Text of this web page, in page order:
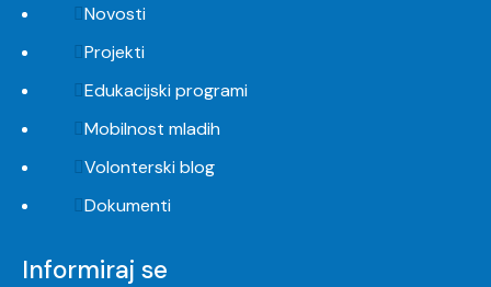
Novosti
Projekti
Edukacijski programi
Mobilnost mladih
Volonterski blog
Dokumenti
Informiraj se